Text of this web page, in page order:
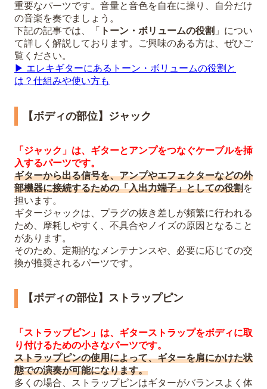
重要なパーツです。音量と音色を自在に操り、自分だけ
の音楽を奏でましょう。
下記の記事では、「
トーン・ボリュームの役割 」につい
て詳しく解説しております。ご興味のある方は、ぜひご
覧ください。
▶︎ エレキギターにあるトーン・ボリュームの役割と
は？仕組みや使い方も
【ボディの部位】ジャック
「ジャック」は、ギターとアンプをつなぐケーブルを挿
入するパーツです。
ギターから出る信号を、アンプやエフェクターなどの外
部機器に接続するための「入出力端子」としての役割 を
担います。
ギタージャックは、プラグの抜き差しが頻繁に行われる
ため、摩耗しやすく、不具合やノイズの原因となること
があります。
そのため、定期的なメンテナンスや、必要に応じての交
換が推奨されるパーツです。
【ボディの部位】ストラップピン
「ストラップピン」は、ギターストラップをボディに取
り付けるための小さなパーツです。
ストラップピンの使用によって、ギターを肩にかけた状
態での演奏が可能になります。
多くの場合、ストラップピンはギターがバランスよく体